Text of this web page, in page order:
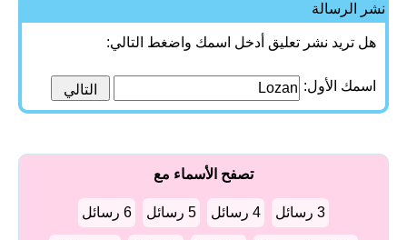
نشر الرسالة
هل تريد نشر تعليق أدخل اسمك واضغط التالي:
اسمك الأول:
تصفح الأسماء مع
3 رسائل 4 رسائل 5 رسائل 6 رسائل